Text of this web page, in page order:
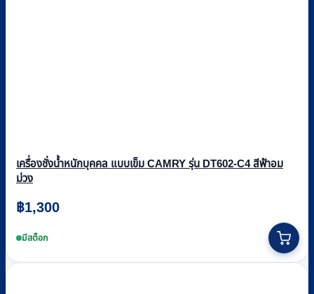
เครื่องชั่งน้ำหนักบุคคล แบบเข็ม CAMRY รุ่น DT602-C4 สีฟ้าอม
ม่วง
฿1,300
มีสต็อก